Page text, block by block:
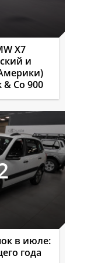
X7
и
Co 900
в июле:
года